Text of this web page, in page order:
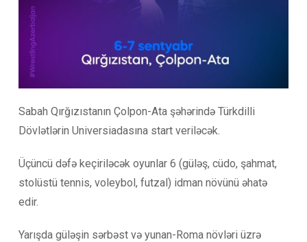
Sabah Qırğızıstanın Çolpon-Ata şəhərində Türkdilli
Dövlətlərin Universiadasına start veriləcək.
Üçüncü dəfə keçiriləcək oyunlar 6 (güləş, cüdo, şahmat,
stolüstü tennis, voleybol, futzal) idman növünü əhatə
edir.
Yarışda güləşin sərbəst və yunan-Roma növləri üzrə